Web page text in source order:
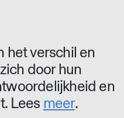
het verschil en
door hun
en
Lees meer.